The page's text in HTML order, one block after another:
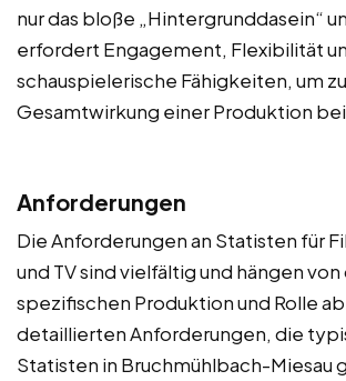
nur das bloße „Hintergrunddasein“
erfordert Engagement, Flexibilität
schauspielerische Fähigkeiten, um
Gesamtwirkung einer Produktion
Anforderungen
Die Anforderungen an Statisten für
und TV sind vielfältig und hängen von
spezifischen Produktion und Rolle
detaillierten Anforderungen, die
Statisten in Bruchmühlbach-Miesau